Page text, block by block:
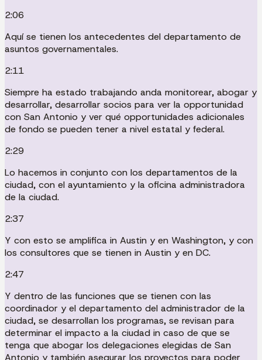
2:06
Aquí se tienen los antecedentes del departamento de
asuntos governamentales.
2:11
Siempre ha estado trabajando anda monitorear, abogar y
desarrollar, desarrollar socios para ver la opportunidad
con San Antonio y ver qué opportunidades adicionales
de fondo se pueden tener a nivel estatal y federal.
2:29
Lo hacemos in conjunto con los departamentos de la
ciudad, con el ayuntamiento y la oficina administradora
de la ciudad.
2:37
Y con esto se amplifica in Austin y en Washington, y con
los consultores que se tienen in Austin y en DC.
2:47
Y dentro de las funciones que se tienen con las
coordinador y el departamento del administrador de la
ciudad, se desarrollan los programas, se revisan para
determinar el impacto a la ciudad in caso de que se
tenga que abogar los delegaciones elegidas de San
Antonio y también asegurar los proyectos para poder